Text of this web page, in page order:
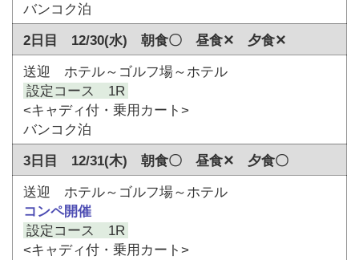
バンコク泊
2日目 12/30(水) 朝食〇 昼食✕ 夕食✕
送迎 ホテル～ゴルフ場～ホテル
設定コース 1R
<キャディ付・乗用カート>
バンコク泊
3日目 12/31(木) 朝食〇 昼食✕ 夕食〇
送迎 ホテル～ゴルフ場～ホテル
コンペ開催
設定コース 1R
<キャディ付・乗用カート>